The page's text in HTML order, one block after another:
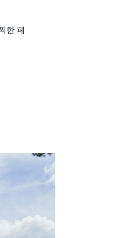
한 페